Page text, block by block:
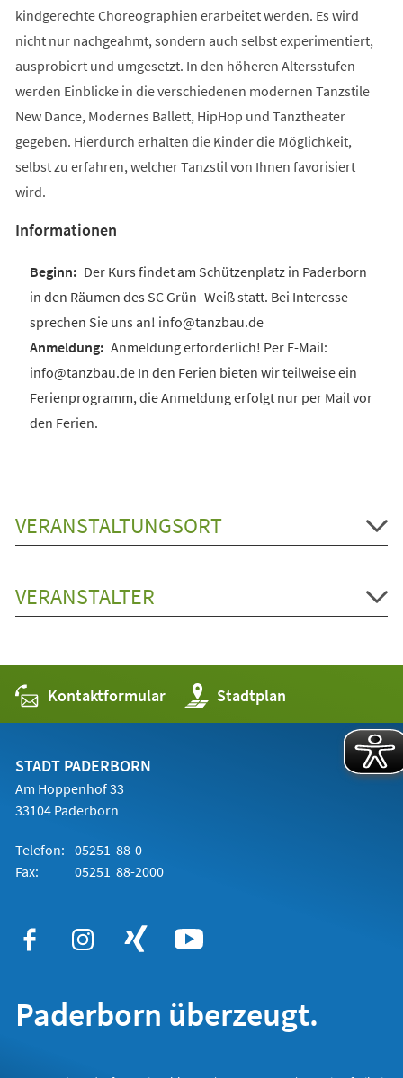
kindgerechte Choreographien erarbeitet werden. Es wird
nicht nur nachgeahmt, sondern auch selbst experimentiert,
ausprobiert und umgesetzt. In den höheren Altersstufen
werden Einblicke in die verschiedenen modernen Tanzstile
New Dance, Modernes Ballett, HipHop und Tanztheater
gegeben. Hierdurch erhalten die Kinder die Möglichkeit,
selbst zu erfahren, welcher Tanzstil von Ihnen favorisiert
wird.
Informationen
Der Kurs findet am Schützenplatz in Paderborn
in den Räumen des SC Grün- Weiß statt. Bei Interesse
sprechen Sie uns an! info@tanzbau.de
Anmeldung erforderlich! Per E-Mail:
info@tanzbau.de In den Ferien bieten wir teilweise ein
Ferienprogramm, die Anmeldung erfolgt nur per Mail vor
den Ferien.
VERANSTALTUNGSORT
VERANSTALTER
Kontaktformular Stadtplan
(Öffnet
in
einem
STADT PADERBORN
Am Hoppenhof 33
33104 Paderborn
Telefon: 05251 88-0
Fax:
05251 88-2000
Paderborn überzeugt.